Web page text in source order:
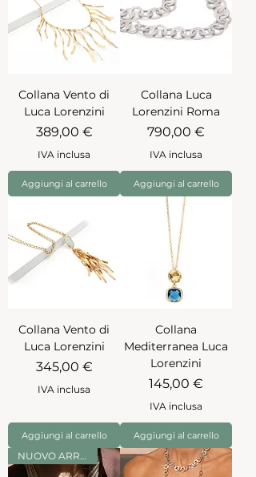
Collana Vento di
Luca Lorenzini
Prezzo
389,00 €
IVA inclusa
Aggiungi al carrello
Collana Luca
Lorenzini Roma
Prezzo
790,00 €
IVA inclusa
Aggiungi al carrello
Collana Vento di
Luca Lorenzini
Prezzo
345,00 €
IVA inclusa
Aggiungi al carrello
Collana
Mediterranea Luca
Lorenzini
Prezzo
145,00 €
IVA inclusa
Aggiungi al carrello